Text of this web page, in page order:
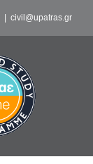
civil@upatras.gr